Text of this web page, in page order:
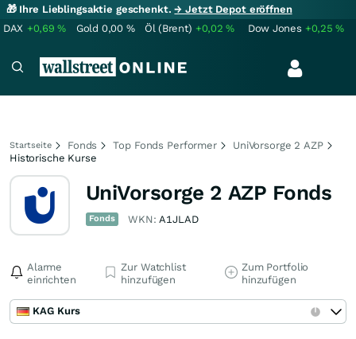
🎁 Ihre Lieblingsaktie geschenkt.→ Jetzt Depot eröffnen
DAX +0,69% Gold 0,00 % Öl (Brent) +0,02% Dow Jones +0,25%
Startseite Fonds Top Fonds Performer
UniVorsorge 2 AZP
Historische Kurse
UniVorsorge 2 AZP Fonds
Fonds WKN:A1JLAD
Alarme
einrichten
Zur Watchlist
hinzufügen
Zum Portfolio
hinzufügen
KAG Kurs